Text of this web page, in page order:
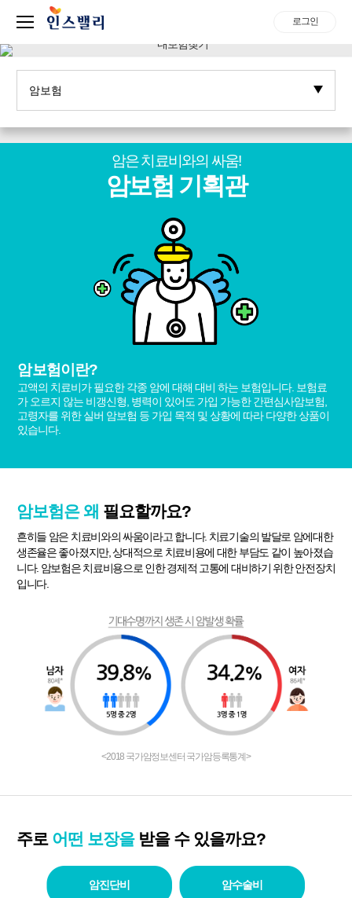
로그인
암은 치료비와의 싸움!
암보험 기획관
암보험이란?
고액의 치료비가 필요한 각종 암에 대해 대비 하는 보험입니다. 보험료
가 오르지 않는 비갱신형, 병력이 있어도 가입 가능한 간편심사암보험,
고령자를 위한 실버 암보험 등 가입 목적 및 상황에 따라 다양한 상품이
있습니다.
암보험은 왜 필요할까요?
흔히들 암은 치료비와의 싸움이라고 합니다. 치료기술의 발달로 암에대한
생존율은 좋아졌지만, 상대적으로 치료비용에 대한 부담도 같이 높아졌습
니다. 암보험은 치료비용으로 인한 경제적 고통에 대비하기 위한 안전장치
입니다.
<2018 국가암정보센터 국가암등록통계>
주로 어떤 보장을받을 수 있을까요?
암진단비 암수술비